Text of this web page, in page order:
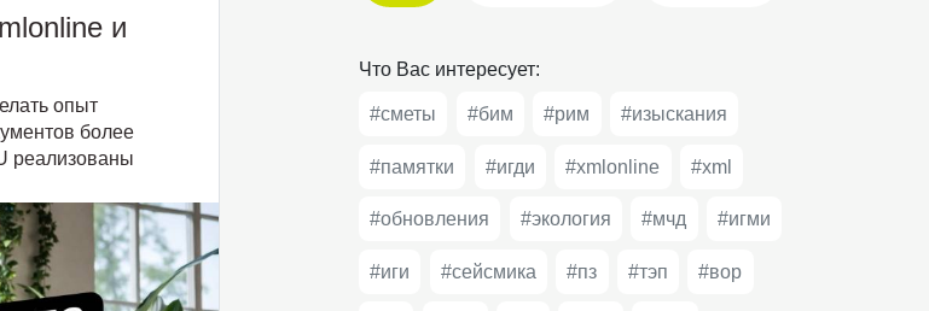
и
опыт
более
реализованы
Что Вас интересует:
#сметы #бим #рим #изыскания
#памятки #игди #xmlonline #xml
#обновления #экология #мчд #игми
#иги #сейсмика #пз #тэп #вор